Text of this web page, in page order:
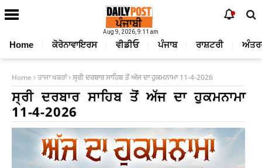
Aug 9, 2026, 9:11 am
Home ਕੋਰੋਨਾਵਾਇਰਸ ਵੀਡੀਓ ਪੰਜਾਬ ਰਾਸ਼ਟਰੀ
Home ਤਾਜਾ ਖਬਰਾਂ ਸ੍ਰੀ ਦਰਬਾਰ ਸਾਹਿਬ ਤੋਂ ਅੱਜ ਦਾ ਹੁਕਮਨਾਮਾ 11-4-2026
ਸ੍ਰੀ ਦਰਬਾਰ ਸਾਹਿਬ ਤੋਂ ਅੱਜ ਦਾ ਹੁਕਮਨਾਮਾ
11-4-2026